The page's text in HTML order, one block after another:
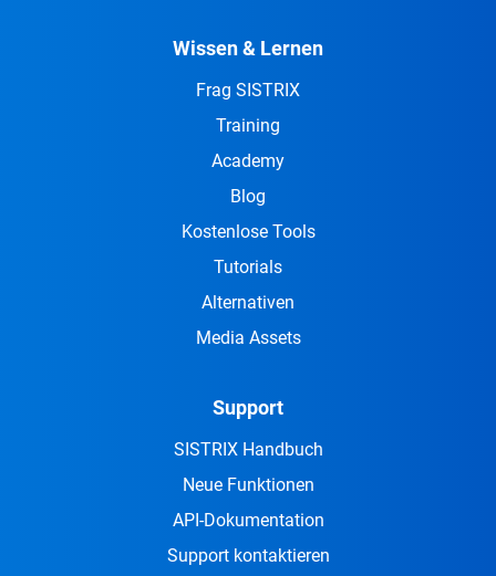
Wissen & Lernen
Frag SISTRIX
Training
Academy
Blog
Kostenlose Tools
Tutorials
Alternativen
Media Assets
Support
SISTRIX Handbuch
Neue Funktionen
API-Dokumentation
Support kontaktieren